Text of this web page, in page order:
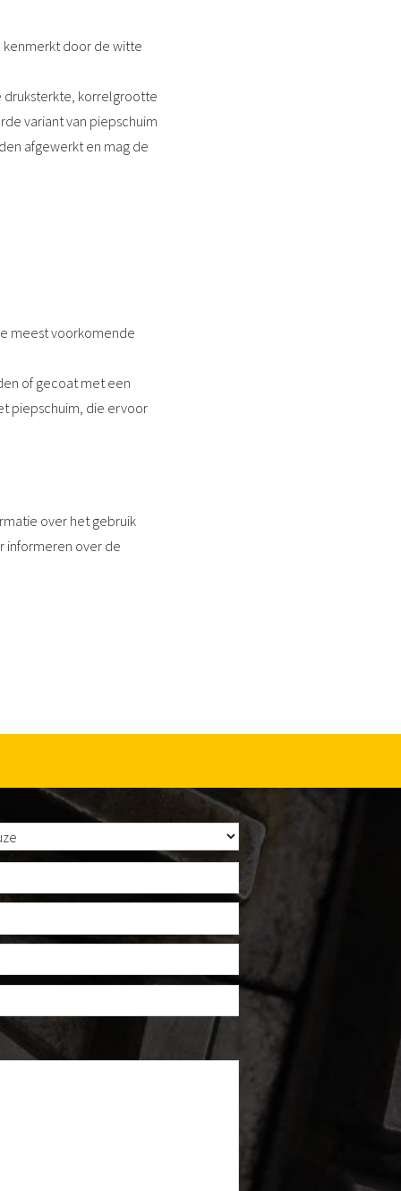
kenmerkt door de witte
druksterkte, korrelgrootte
variant van piepschuim
afgewerkt en mag de
meest voorkomende
of gecoat met een
piepschuim, die ervoor
over het gebruik
informeren over de